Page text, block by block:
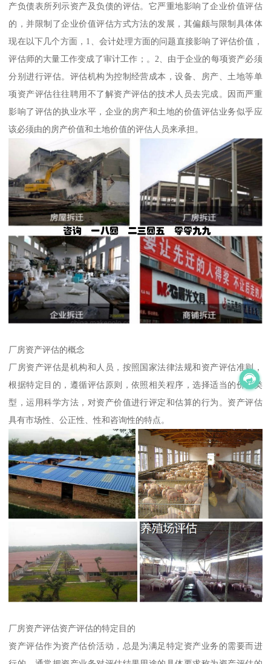
产负债表所列示资产及负债的评估。它严重地影响了企业价值评估
的，并限制了企业价值评估方式方法的发展，其偏颇与限制具体体
现在以下几个方面，1、会计处理方面的问题直接影响了评估价值，
评估师的大量工作变成了审计工作；。2、由于企业的每项资产必须
分别进行评估。评估机构为控制经营成本，设备、房产、土地等单
项资产评估往往聘用不了解资产评估的技术人员去完成。因而严重
影响了评估的执业水平，企业的房产和土地的价值评估业务似乎应
该必须由的房产价值和土地价值的评估人员来承担。
厂房资产评估的概念
厂房资产评估是机构和人员，按照国家法律法规和资产评估准则，
根据特定目的，遵循评估原则，依照相关程序，选择适当的价值类
型，运用科学方法，对资产价值进行评定和估算的行为。资产评估
具有市场性、公正性、性和咨询性的特点。
厂房资产评估资产评估的特定目的
资产评估作为资产估价活动，总是为满足特定资产业务的需要而进